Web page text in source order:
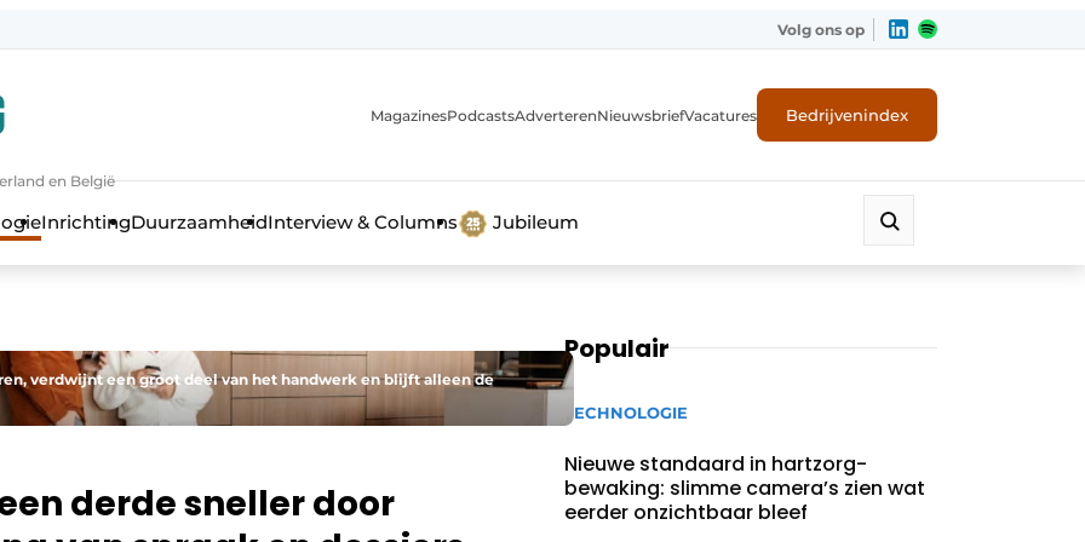
Volg ons op
en België
MagazinesPodcastsAdverterenNieuwsbriefVacatures Bedrijvenindex
InrichtingDuurzaamheidInterview & Columns Jubileum
verdwijnt een groot deel van het handwerk en blijft alleen de
derde sneller door
Populair
TECHNOLOGIE
Nieuwe standaard in hartzorg-
bewaking: slimme camera’s zien wat
eerder onzichtbaar bleef